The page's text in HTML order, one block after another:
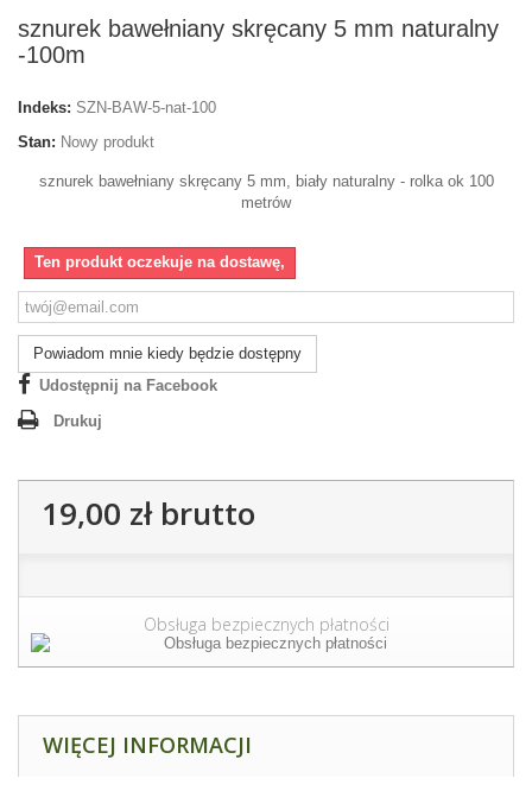
sznurek bawełniany skręcany 5 mm naturalny
-100m
Indeks: SZN-BAW-5-nat-100
Stan: Nowy produkt
sznurek bawełniany skręcany 5 mm, biały naturalny - rolka ok 100
metrów
Ten produkt oczekuje na dostawę,
Powiadom mnie kiedy będzie dostępny
Udostępnij na Facebook
Drukuj
19,00 złbrutto
Obsługa bezpiecznych płatności
WIĘCEJ INFORMACJI